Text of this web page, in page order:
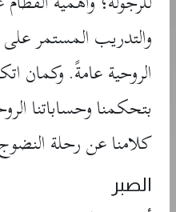
والتدريب المستمر على
الروحية عامةً. وكمان
بتحكمنا وحساباتنا
كلامنا عن رحلة
الصبر